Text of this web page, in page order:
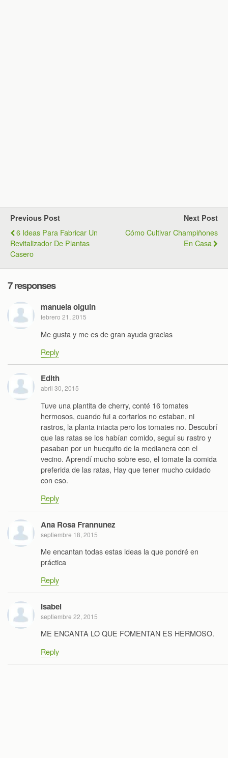
Previous Post
6 Ideas Para Fabricar Un
Revitalizador De Plantas
Casero
Next Post
Cómo Cultivar Champiñones
En Casa
7 responses
manuela olguin
febrero 21, 2015
Me gusta y me es de gran ayuda gracias
Reply
Edith
abril 30, 2015
Tuve una plantita de cherry, conté 16 tomates
hermosos, cuando fui a cortarlos no estaban, ni
rastros, la planta intacta pero los tomates no. Descubrí
que las ratas se los habían comido, seguí su rastro y
pasaban por un huequito de la medianera con el
vecino. Aprendí mucho sobre eso, el tomate la comida
preferida de las ratas, Hay que tener mucho cuidado
con eso.
Reply
Ana Rosa Frannunez
septiembre 18, 2015
Me encantan todas estas ideas la que pondré en
práctica
Reply
Isabel
septiembre 22, 2015
ME ENCANTA LO QUE FOMENTAN ES HERMOSO.
Reply